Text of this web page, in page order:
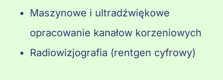
Maszynowe i ultradźwiękowe
opracowanie kanałow korzeniowych
Radiowizjografia (rentgen cyfrowy)